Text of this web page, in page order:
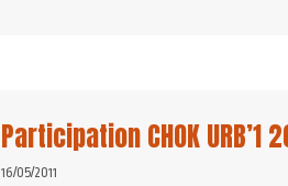
Participation CHOK URB’1
16/05/2011